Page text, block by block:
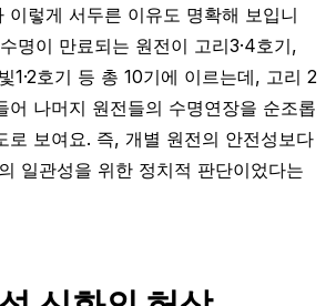
이렇게 서두른 이유도 명확해 보입니
명이 만료되는 원전이 고리3·4호기,
1·2호기 등 총 10기에 이르는데, 고리 2
어 나머지 원전들의 수명연장을 순조롭
로 보여요. 즉, 개별 원전의 안전성보다
일관성을 위한 정치적 판단이었다는